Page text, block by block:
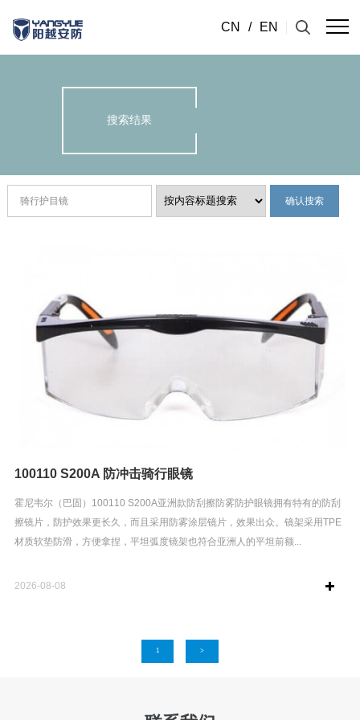
CN / EN
搜索结果
100110 S200A 防冲击骑行眼镜
霍尼韦尔（巴固）100110 S200A亚洲款防刮擦防雾防护眼镜拥有特有的防刮
擦镜片，防护效果更长久，而且采用防雾涂层镜片，效果出众。镜架采用TPE
材质软垫防滑，方便拿捏，平坦弧度镜架也符合亚洲人的平坦前额...
2026-08-08
1 >